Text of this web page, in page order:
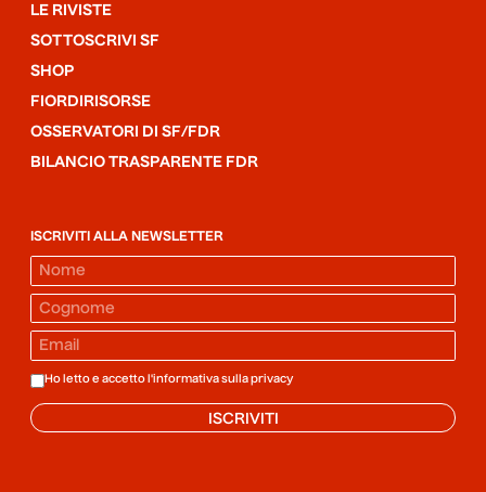
LE RIVISTE
SOTTOSCRIVI SF
SHOP
FIORDIRISORSE
OSSERVATORI DI SF/FDR
BILANCIO TRASPARENTE FDR
ISCRIVITI ALLA NEWSLETTER
Ho letto e accetto l'informativa sulla privacy
ISCRIVITI